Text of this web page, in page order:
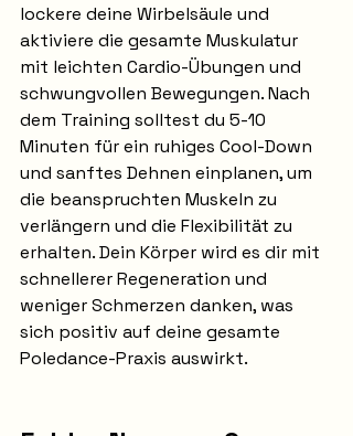
lockere deine Wirbelsäule und
aktiviere die gesamte Muskulatur
mit leichten Cardio-Übungen und
schwungvollen Bewegungen. Nach
dem Training solltest du 5-10
Minuten für ein ruhiges Cool-Down
und sanftes Dehnen einplanen, um
die beanspruchten Muskeln zu
verlängern und die Flexibilität zu
erhalten. Dein Körper wird es dir mit
schnellerer Regeneration und
weniger Schmerzen danken, was
sich positiv auf deine gesamte
Poledance-Praxis auswirkt.